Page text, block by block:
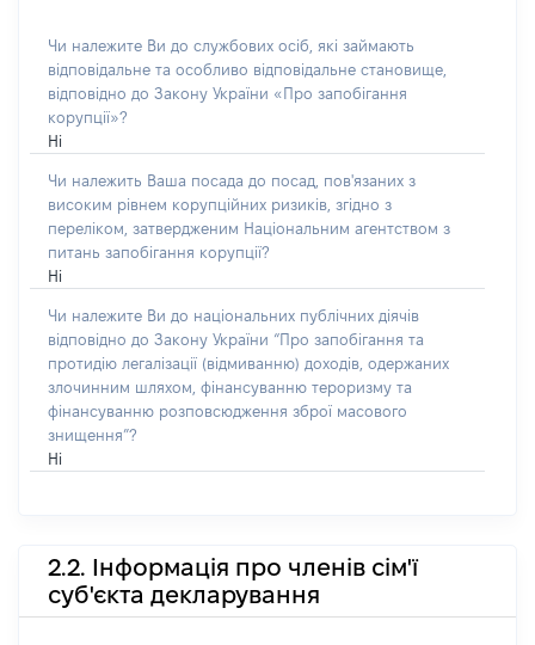
Чи належите Ви до службових осіб, які займають
відповідальне та особливо відповідальне становище,
відповідно до Закону України «Про запобігання
корупції»?
Ні
Чи належить Ваша посада до посад, пов'язаних з
високим рівнем корупційних ризиків, згідно з
переліком, затвердженим Національним агентством з
питань запобігання корупції?
Ні
Чи належите Ви до національних публічних діячів
відповідно до Закону України “Про запобігання та
протидію легалізації (відмиванню) доходів, одержаних
злочинним шляхом, фінансуванню тероризму та
фінансуванню розповсюдження зброї масового
знищення”?
Ні
2.2. Інформація про членів сім'ї
суб'єкта декларування